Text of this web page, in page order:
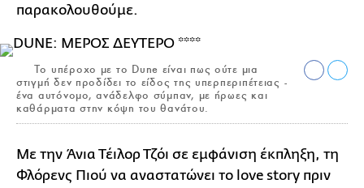
παρακολουθούμε.
Το υπέροχο με το Dune είναι πως ούτε μια
στιγμή δεν προδίδει το είδος της υπερπεριπέτειας -
ένα αυτόνομο, ανάδελφο σύμπαν, με ήρωες και
καθάρματα στην κόψη του θανάτου.
Με την Άνια Τέιλορ Τζόι σε εμφάνιση έκπληξη, τη
Φλόρενς Πιού να αναστατώνει το love story πριν